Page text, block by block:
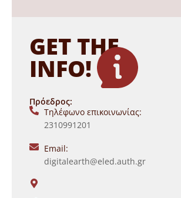
GET THE
INFO!
Πρόεδρος:
Τηλέφωνο επικοινωνίας:
2310991201
Email:
digitalearth@eled.auth.gr